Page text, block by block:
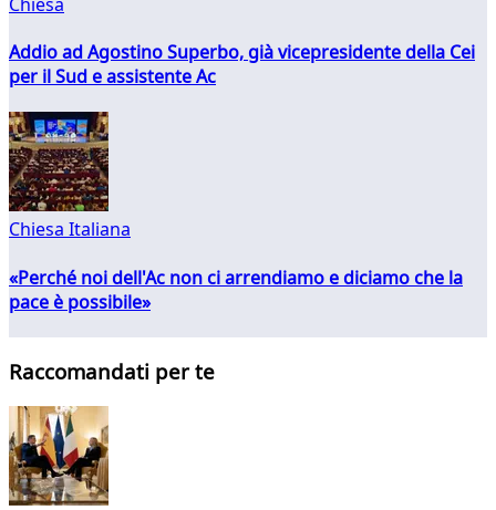
Addio ad Agostino Superbo, già vicepresidente della Cei
per il Sud e assistente Ac
Chiesa Italiana
«Perché noi dell'Ac non ci arrendiamo e diciamo che la
pace è possibile»
Raccomandati per te